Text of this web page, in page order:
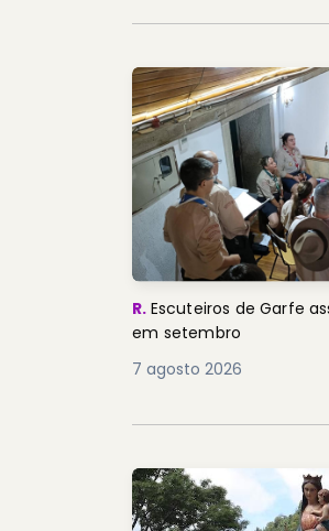
R. Escuteiros de Garfe
em setembro
7 agosto 2026